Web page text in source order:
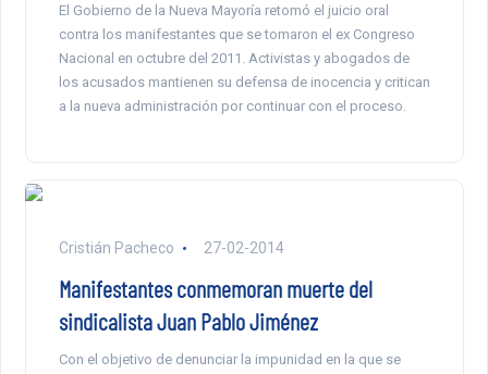
El Gobierno de la Nueva Mayoría retomó el juicio oral
contra los manifestantes que se tomaron el ex Congreso
Nacional en octubre del 2011. Activistas y abogados de
los acusados mantienen su defensa de inocencia y critican
a la nueva administración por continuar con el proceso.
Cristián Pacheco 27-02-2014
Manifestantes conmemoran muerte del
sindicalista Juan Pablo Jiménez
Con el objetivo de denunciar la impunidad en la que se